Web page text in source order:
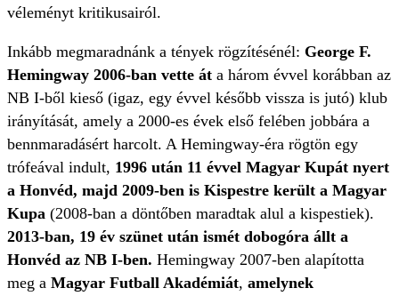
véleményt kritikusairól.
Inkább megmaradnánk a tények rögzítésénél: George F.
Hemingway 2006-ban vette át a három évvel korábban az
NB I-ből kieső (igaz, egy évvel később vissza is jutó) klub
irányítását, amely a 2000-es évek első felében jobbára a
bennmaradásért harcolt. A Hemingway-éra rögtön egy
trófeával indult, 1996 után 11 évvel Magyar Kupát nyert
a Honvéd, majd 2009-ben is Kispestre került a Magyar
Kupa (2008-ban a döntőben maradtak alul a kispestiek).
2013-ban, 19 év szünet után ismét dobogóra állt a
Honvéd az NB I-ben. Hemingway 2007-ben alapította
meg a Magyar Futball Akadémiát, amelynek